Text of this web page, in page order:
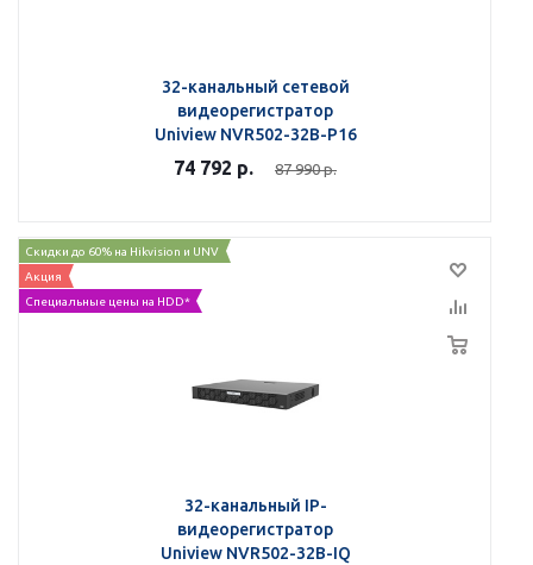
32-канальный сетевой
видеорегистратор
Uniview NVR502-32B-P16
74 792 р. 87 990р.
Скидки до 60% на Hikvision и UNV
Акция
Специальные цены на HDD*
32-канальный IP-
видеорегистратор
Uniview NVR502-32B-IQ